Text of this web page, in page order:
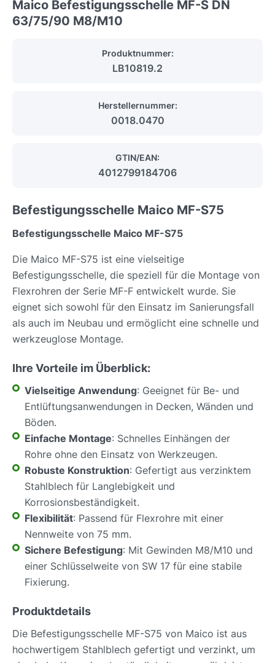
Maico Befestigungsschelle MF-S DN
63/75/90 M8/M10
Produktnummer:
LB10819.2
Herstellernummer:
0018.0470
GTIN/EAN:
4012799184706
Befestigungsschelle Maico MF-S75
Befestigungsschelle Maico MF-S75
Die Maico MF-S75 ist eine vielseitige
Befestigungsschelle, die speziell für die Montage von
Flexrohren der Serie MF-F entwickelt wurde. Sie
eignet sich sowohl für den Einsatz im Sanierungsfall
als auch im Neubau und ermöglicht eine schnelle und
werkzeuglose Montage.
Ihre Vorteile im Überblick:
Vielseitige Anwendung: Geeignet für Be- und
Entlüftungsanwendungen in Decken, Wänden und
Böden.
Einfache Montage: Schnelles Einhängen der
Rohre ohne den Einsatz von Werkzeugen.
Robuste Konstruktion: Gefertigt aus verzinktem
Stahlblech für Langlebigkeit und
Korrosionsbeständigkeit.
Flexibilität: Passend für Flexrohre mit einer
Nennweite von 75 mm.
Sichere Befestigung: Mit Gewinden M8/M10 und
einer Schlüsselweite von SW 17 für eine stabile
Fixierung.
Produktdetails
Die Befestigungsschelle MF-S75 von Maico ist aus
hochwertigem Stahlblech gefertigt und verzinkt, um